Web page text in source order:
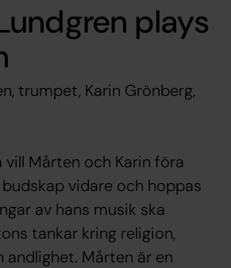
plays
trumpet, Karin Grönberg,
Mårten och Karin föra
vidare och hoppas
av hans musik ska
tankar kring religion,
andlighet. Mårten är en